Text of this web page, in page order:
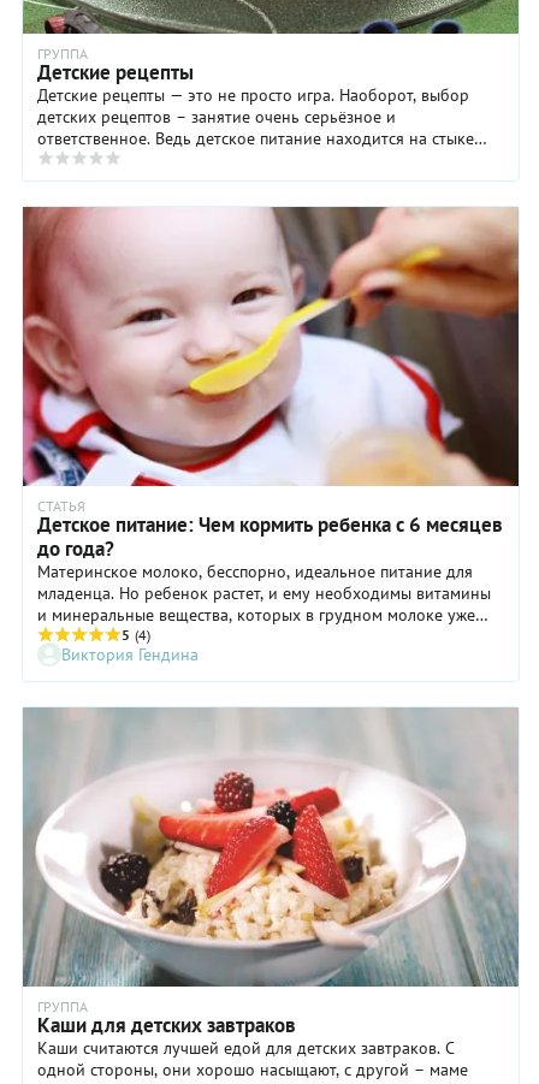
ГРУППА
Детские рецепты
Детские рецепты — это не просто игра. Наоборот, выбор
детских рецептов – занятие очень серьёзное и
ответственное. Ведь детское питание находится на стыке
нескольких, не побоимся этого ...
СТАТЬЯ
Детское питание: Чем кормить ребенка с 6 месяцев
до года?
Материнское молоко, бесспорно, идеальное питание для
младенца. Но ребенок растет, и ему необходимы витамины
и минеральные вещества, которых в грудном молоке уже
недостаточно.
5 (4)
Виктория Гендина
ГРУППА
Каши для детских завтраков
Каши считаются лучшей едой для детских завтраков. С
одной стороны, они хорошо насыщают, с другой – маме